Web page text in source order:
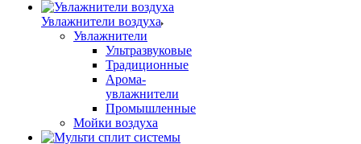
Увлажнители воздуха
Увлажнители
Ультразвуковые
Традиционные
Арома-
увлажнители
Промышленные
Мойки воздуха